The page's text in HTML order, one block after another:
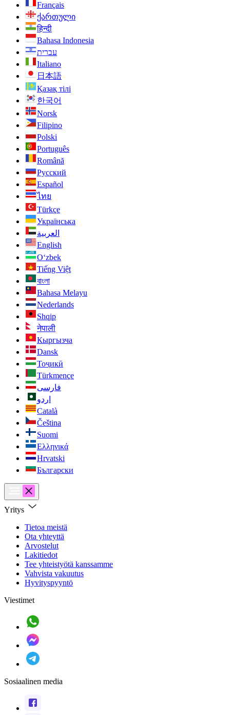
Français
ქართული
हिन्दी
Bahasa Indonesia
עברית
Italiano
日本語
Қазақ тілі
한국어
Norsk
Filipino
Polski
Português
Română
Русский
Español
ไทย
Türkçe
Українська
العربية
English
O‘zbek
Tiếng Việt
বাংলা
Bahasa Melayu
Nederlands
Shqip
नेपाली
Кыргызча
Dansk
Тоҷикӣ
Türkmençe
فارسی
اردو
Català
Čeština
Suomi
Ελληνικά
Hrvatski
Български
Yritys
Tietoa meistä
Ota yhteyttä
Arvostelut
Lakitiedot
Tee yhteistyötä kanssamme
Vahvista vakuutus
Hyvityspyyntö
Viestimet
Sosiaalinen media